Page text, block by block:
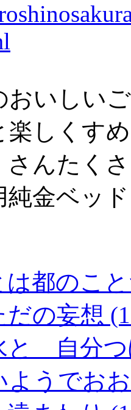
おいしい
楽しくす
さんたく
純金ベッ
都のこ
だの妄想
と 自分つ
ようでお